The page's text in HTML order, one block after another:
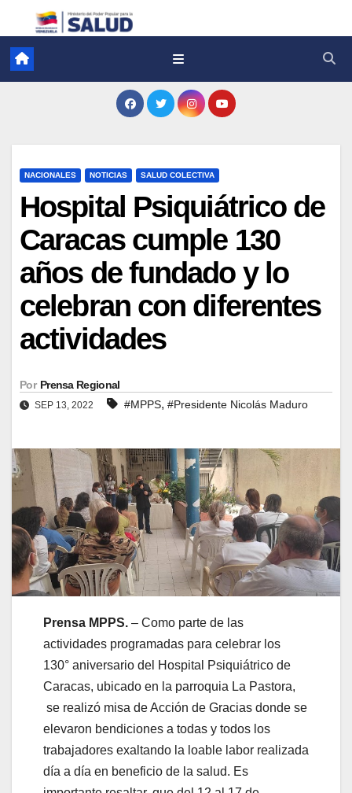
NACIONALES NOTICIAS SALUD COLECTIVA
Hospital Psiquiátrico de
Caracas cumple 130
años de fundado y lo
celebran con diferentes
actividades
Por Prensa Regional
SEP 13, 2022 #MPPS, #Presidente Nicolás Maduro
Prensa MPPS. – Como parte de las
actividades programadas para celebrar los
130° aniversario del Hospital Psiquiátrico de
Caracas, ubicado en la parroquia La Pastora,
se realizó misa de Acción de Gracias donde se
elevaron bendiciones a todas y todos los
trabajadores exaltando la loable labor realizada
día a día en beneficio de la salud. Es